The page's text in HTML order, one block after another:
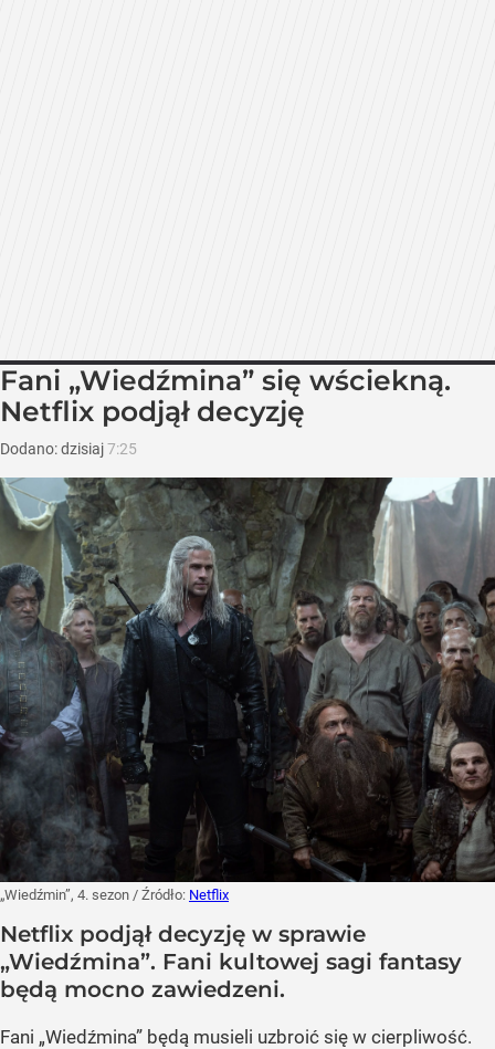
Fani „Wiedźmina” się wściekną.
Netflix podjął decyzję
Dodano:dzisiaj7:25
„Wiedźmin”, 4. sezon / Źródło: Netflix
Netflix podjął decyzję w sprawie
„Wiedźmina”. Fani kultowej sagi fantasy
będą mocno zawiedzeni.
Fani „Wiedźmina” będą musieli uzbroić się w cierpliwość.